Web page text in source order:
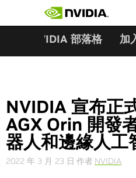
NVIDIA 部落格 加
NVIDIA 宣布正
AGX Orin 開發
器人和邊緣人工
2022 年 3 月 23 日 作者 NVIDIA